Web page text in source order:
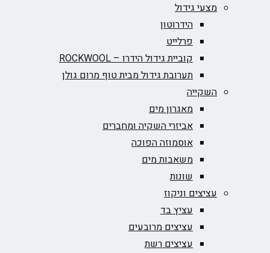
מצעי גידול
הידרוטון
פרלייט
קוביית גידול הידרו – ROCKWOOL‏
תערובת גידול מבית טוף מרום גולן
השקייה
מאגרון מים
אביזרי השקיה ומחברים
אוסמוזה הפוכה
משאבות מים
שונות
עציצים וניקוז
עציץ בד
עציצים מרובעים
עציצים רשת